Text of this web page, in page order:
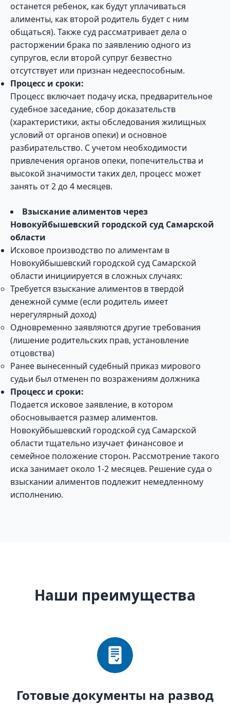
останется ребенок, как будут уплачиваться
алименты, как второй родитель будет с ним
общаться). Также суд рассматривает дела о
расторжении брака по заявлению одного из
супругов, если второй супруг безвестно
отсутствует или признан недееспособным.
Процесс и сроки:
Процесс включает подачу иска, предварительное
судебное заседание, сбор доказательств
(характеристики, акты обследования жилищных
условий от органов опеки) и основное
разбирательство. С учетом необходимости
привлечения органов опеки, попечительства и
высокой значимости таких дел, процесс может
занять от 2 до 4 месяцев.
Взыскание алиментов через
Новокуйбышевский городской суд Самарской
области
Исковое производство по алиментам в
Новокуйбышевский городской суд Самарской
области инициируется в сложных случаях:
Требуется взыскание алиментов в твердой
денежной сумме (если родитель имеет
нерегулярный доход)
Одновременно заявляются другие требования
(лишение родительских прав, установление
отцовства)
Ранее вынесенный судебный приказ мирового
судьи был отменен по возражениям должника
Процесс и сроки:
Подается исковое заявление, в котором
обосновывается размер алиментов.
Новокуйбышевский городской суд Самарской
области тщательно изучает финансовое и
семейное положение сторон. Рассмотрение такого
иска занимает около 1-2 месяцев. Решение суда о
взыскании алиментов подлежит немедленному
исполнению.
Наши преимущества
Готовые документы на развод